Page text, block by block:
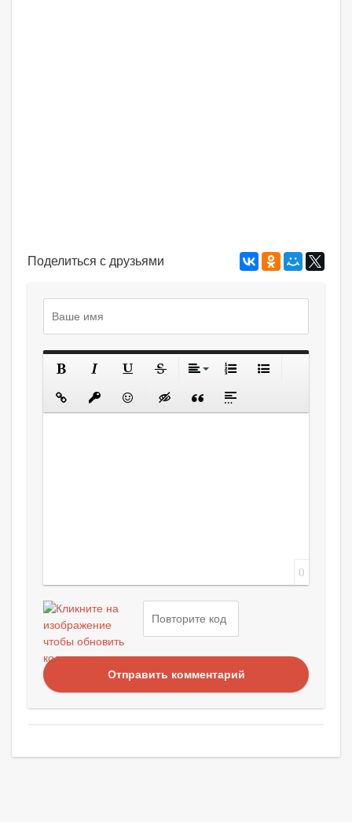
Поделиться с друзьями
0
Отправить комментарий